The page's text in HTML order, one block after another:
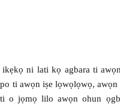
ni lati kọ agbara ti
ti awọn iṣe lọwọlọwọ, awọn
o jọmọ lilo awọn ohun